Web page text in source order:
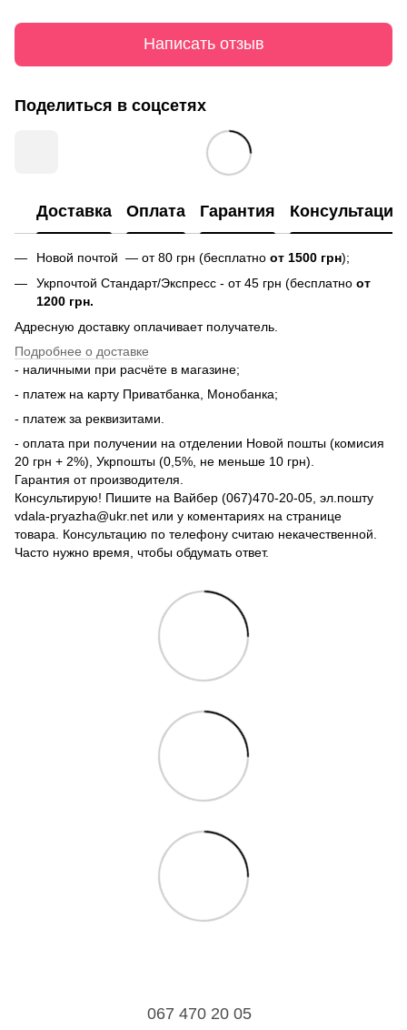
Написать отзыв
Поделиться в соцсетях
Доставка Оплата Гарантия Консультация
Новой почтой — от 80 грн (бесплатно от 1500 грн);
Укрпочтой Стандарт/Экспресс - от 45 грн (бесплатно от
1200 грн.
Адресную доставку оплачивает получатель.
Подробнее о доставке
- наличными при расчёте в магазине;
- платеж на карту Приватбанка, Монобанка;
- платеж за реквизитами.
- оплата при получении на отделении Новой пошты (комисия
20 грн + 2%), Укрпошты (0,5%, не меньше 10 грн).
Гарантия от производителя.
Консультирую! Пишите на Вайбер (067)470-20-05, эл.пошту
vdala-pryazha@ukr.net или у коментариях на странице
товара. Консультацию по телефону считаю некачественной.
Часто нужно время, чтобы обдумать ответ.
067 470 20 05